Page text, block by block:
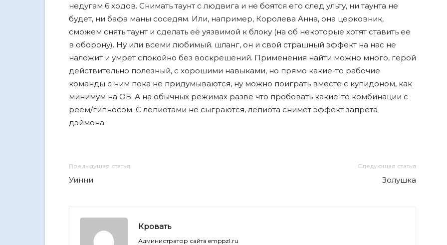
недугам 6 ходов. Снимать таунт с людвига и не боятся его след ульту, ни таунта не
будет, ни бафа маны соседям. Или, например, Королева Анна, она церковник,
сможем снять таунт и сделать еë уязвимой к блоку (на об некоторые хотят ставить ее
в оборону). Ну или всеми любимый. шланг, он и свой страшный эффект на нас не
наложит и умрет спокойно без воскрешений. Применения найти можно много, герой
действительно полезный, с хорошими навыками, но прямо какие-то рабочие
команды с ним пока не придумываются, ну можно поиграть вместе с купидоном, как
минимум на ОБ. А на обычных режимах разве что пробовать какие-то комбинации с
реем/гипносом. С лепиотами не сыграются, лепиота снимет эффект запрета
дэймона.
Предыдущая статья
Уинни
Следующая статья
Золушка
Кровать
Администратор сайта emppzl.ru